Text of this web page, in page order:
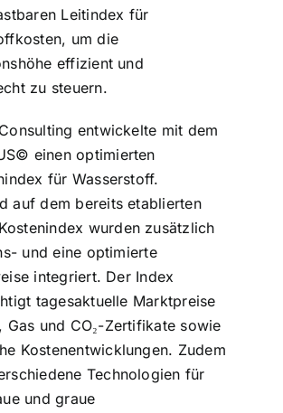
Leitindex für
um die
effizient und
zu steuern.
entwickelte mit dem
einen optimierten
für Wasserstoff.
auf dem bereits etablierten
wurden zusätzlich
und eine optimierte
integriert. Der Index
tagesaktuelle Marktpreise
Gas und CO₂-Zertifikate sowie
Kostenentwicklungen. Zudem
Technologien für
und graue